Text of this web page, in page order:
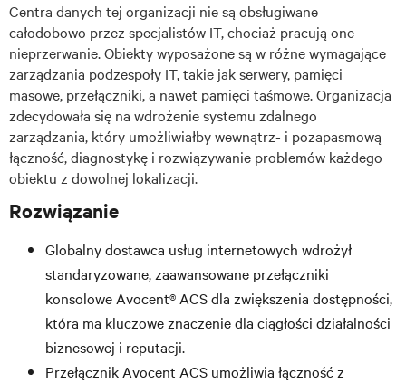
Centra danych tej organizacji nie są obsługiwane
całodobowo przez specjalistów IT, chociaż pracują one
nieprzerwanie. Obiekty wyposażone są w różne wymagające
zarządzania podzespoły IT, takie jak serwery, pamięci
masowe, przełączniki, a nawet pamięci taśmowe. Organizacja
zdecydowała się na wdrożenie systemu zdalnego
zarządzania, który umożliwiałby wewnątrz- i pozapasmową
łączność, diagnostykę i rozwiązywanie problemów każdego
obiektu z dowolnej lokalizacji.
Rozwiązanie
Globalny dostawca usług internetowych wdrożył
standaryzowane, zaawansowane przełączniki
konsolowe Avocent® ACS dla zwiększenia dostępności,
która ma kluczowe znaczenie dla ciągłości działalności
biznesowej i reputacji.
Przełącznik Avocent ACS umożliwia łączność z